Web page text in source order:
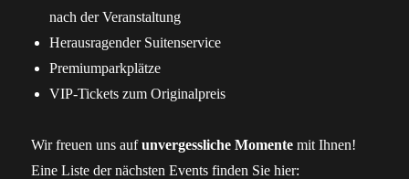
nach der Veranstaltung
Herausragender Suitenservice
Premiumparkplätze
VIP-Tickets zum Originalpreis
Wir freuen uns aufunvergessliche Momente mit Ihnen!
Eine Liste der nächsten Events finden Sie hier: